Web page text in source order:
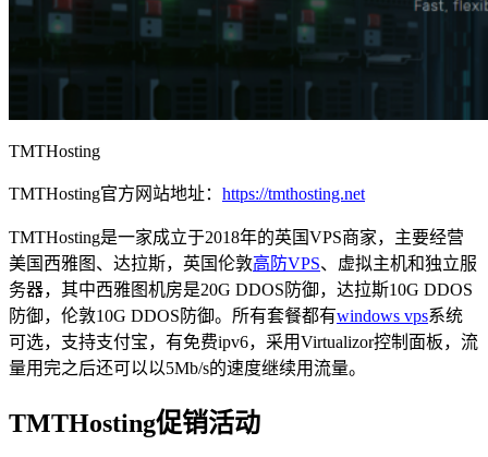
TMTHosting
TMTHosting官方网站地址： https://tmthosting.net
TMTHosting是一家成立于2018年的英国VPS商家，主要经营
美国西雅图、达拉斯，英国伦敦高防VPS、虚拟主机和独立服
务器，其中西雅图机房是20G DDOS防御，达拉斯10G DDOS
防御，伦敦10G DDOS防御。所有套餐都有windows vps系统
可选，支持支付宝，有免费ipv6，采用Virtualizor控制面板，流
量用完之后还可以以5Mb/s的速度继续用流量。
TMTHosting促销活动